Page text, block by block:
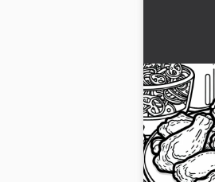
Ailes de
principal
colorier
coloriage
en plat